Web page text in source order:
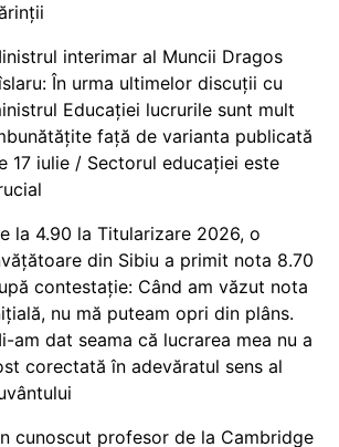
interimar al Muncii Dragos
În urma ultimelor discuții cu
Educației lucrurile sunt mult
față de varianta publicată
17 iulie / Sectorul educației este
la 4.90 la Titularizare 2026, o
din Sibiu a primit nota 8.70
contestație: Când am văzut nota
nu mă puteam opri din plâns.
am dat seama că lucrarea mea nu a
corectată în adevăratul sens al
cunoscut profesor de la Cambridge